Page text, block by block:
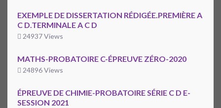
EXEMPLE DE DISSERTATION RÉDIGÉE.PREMIÈRE A
C D.TERMINALE A C D
24937 Views
MATHS-PROBATOIRE C-ÉPREUVE ZÉRO-2020
24896 Views
ÉPREUVE DE CHIMIE-PROBATOIRE SÉRIE C D E-
SESSION 2021